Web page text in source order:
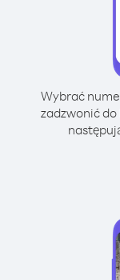
Wybrać
zadzwonić